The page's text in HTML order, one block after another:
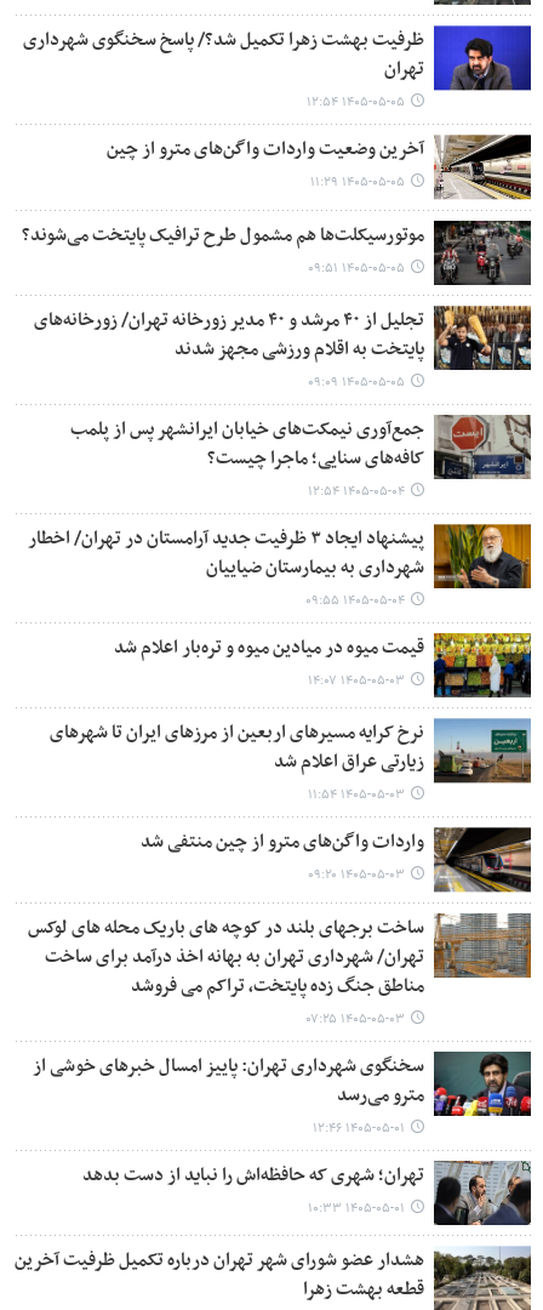
ظرفیت بهشت زهرا تکمیل شد؟/ پاسخ سخنگوی شهرداری
تهران
۱۴۰۵-۰۵-۰۵ ۱۲:۵۴
آخرین وضعیت واردات واگن‌های مترو از چین
۱۴۰۵-۰۵-۰۵ ۱۱:۲۹
موتورسیکلت‌ها هم مشمول طرح ترافیک پایتخت می‌شوند؟
۱۴۰۵-۰۵-۰۵ ۰۹:۵۱
تجلیل از ۴۰ مرشد و ۴۰ مدیر زورخانه تهران/ زورخانه‌های
پایتخت به اقلام ورزشی مجهز شدند
۱۴۰۵-۰۵-۰۵ ۰۹:۰۹
جمع‌آوری نیمکت‌های خیابان ایرانشهر پس از پلمب
کافه‌های سنایی؛ ماجرا چیست؟
۱۴۰۵-۰۵-۰۴ ۱۲:۵۴
پیشنهاد ایجاد ۳ ظرفیت جدید آرامستان در تهران/ اخطار
شهرداری به بیمارستان ضیاییان
۱۴۰۵-۰۵-۰۴ ۰۹:۵۵
قیمت میوه در میادین میوه و تره‌بار اعلام شد
۱۴۰۵-۰۵-۰۳ ۱۴:۰۷
نرخ کرایه مسیرهای اربعین از مرزهای ایران تا شهرهای
زیارتی عراق اعلام شد
۱۴۰۵-۰۵-۰۳ ۱۱:۵۴
واردات واگن‌های مترو از چین منتفی شد
۱۴۰۵-۰۵-۰۳ ۰۹:۲۰
ساخت برجهای بلند در کوچه های باریک محله های لوکس
تهران/ شهرداری تهران به بهانه اخذ درآمد برای ساخت
مناطق جنگ زده پایتخت، تراکم می فروشد
۱۴۰۵-۰۵-۰۳ ۰۷:۲۵
سخنگوی شهرداری تهران: پاییز امسال خبرهای خوشی از
مترو می‌رسد
۱۴۰۵-۰۵-۰۱ ۱۲:۴۶
تهران؛ شهری که حافظه‌اش را نباید از دست بدهد
۱۴۰۵-۰۵-۰۱ ۱۰:۳۳
هشدار عضو شورای شهر تهران درباره تکمیل ظرفیت آخرین
قطعه بهشت زهرا